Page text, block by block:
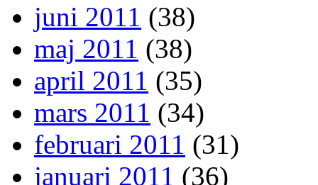
juni 2011 (38)
maj 2011 (38)
april 2011 (35)
mars 2011 (34)
februari 2011 (31)
januari 2011 (36)